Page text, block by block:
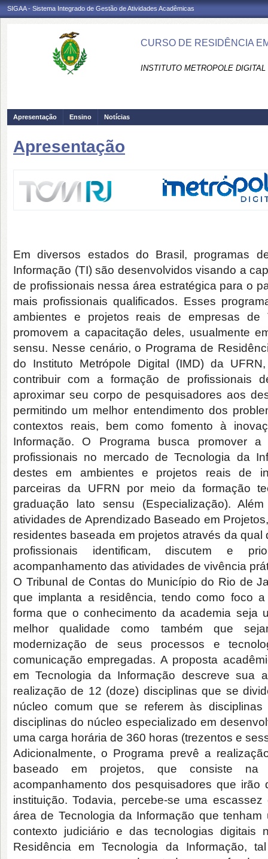
SIGAA - Sistema Integrado de Gestão de Atividades Acadêmicas
CURSO DE RESIDÊNCIA
INSTITUTO METROPOLE DIGITAL
Apresentação Ensino Notícias
Apresentação
Em diversos estados do Brasil, programas
Informação (TI) são desenvolvidos visando a
de profissionais nessa área estratégica para o
mais profissionais qualificados. Esses
ambientes e projetos reais de empresas
promovem a capacitação deles, usualmente
sensu. Nesse cenário, o Programa de
do Instituto Metrópole Digital (IMD) da
contribuir com a formação de profissionais
aproximar seu corpo de pesquisadores aos
permitindo um melhor entendimento dos
contextos reais, bem como fomento à
Informação. O Programa busca promover
profissionais no mercado de Tecnologia da
destes em ambientes e projetos reais de
parceiras da UFRN por meio da formação
graduação lato sensu (Especialização).
atividades de Aprendizado Baseado em
residentes baseada em projetos através da
profissionais identificam, discutem e
acompanhamento das atividades de vivência
O Tribunal de Contas do Município do Rio de
que implanta a residência, tendo como foco
forma que o conhecimento da academia seja
melhor qualidade como também que
modernização de seus processos e
comunicação empregadas. A proposta
em Tecnologia da Informação descreve sua
realização de 12 (doze) disciplinas que se
núcleo comum que se referem às
disciplinas do núcleo especializado em
uma carga horária de 360 horas (trezentos e
Adicionalmente, o Programa prevê a
baseado em projetos, que consiste na
acompanhamento dos pesquisadores que irão
instituição. Todavia, percebe-se uma
área de Tecnologia da Informação que
contexto judiciário e das tecnologias digitais
Residência em Tecnologia da Informação,